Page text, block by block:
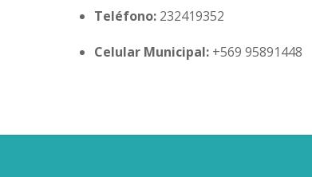
Teléfono:232419352
Celular Municipal:+569 95891448